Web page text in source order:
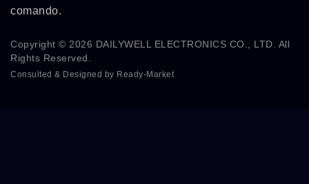
comando.
Copyright © 2026 DAILYWELL ELECTRONICS CO., LTD. All
Rights Reserved.
Consulted & Designed by Ready-Market